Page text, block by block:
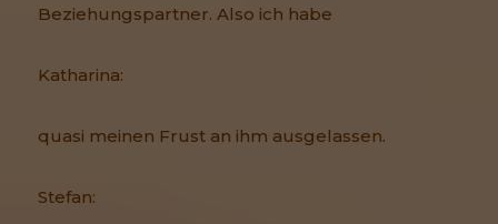
Beziehungspartner. Also ich habe
Katharina:
quasi meinen Frust an ihm ausgelassen.
Stefan: